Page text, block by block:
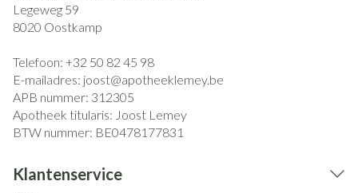
Legeweg 59
8020 Oostkamp
Telefoon: +32 50 82 45 98
E-mailadres: joost@apotheeklemey.be
APB nummer: 312305
Apotheek titularis: Joost Lemey
BTW nummer: BE0478177831
Klantenservice